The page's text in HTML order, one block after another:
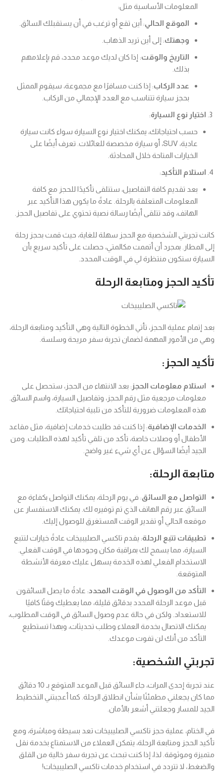
المعلومات الأساسية مثل:
الموقع الحالي: أين تقع أو ترغب في أن يستقبلك السائق.
وجهتك: إلى أين تريد الذهاب.
التاريخ والوقت: إذا كان لديك موعد محدد، قم بإعلامهم
بذلك.
عدد الركاب: إذا كنت مسافرًا مع مجموعة، سيقوم الممثل
بحجز سيارة تتناسب مع العدد الإجمالي من الركاب.
اختيار نوع السيارة:
حسب احتياجاتك، يمكنك اختيار نوع السيارة سواء كانت سيارة
عادية، SUV، أو سيارة مخصصة للعائلات. تعرف أيضًا على
الخيارات المتاحة خلال المحادثة.
استلام التأكيد:
بعد تقديم كافة التفاصيل، ستتلقى تأكيدًا للحجز مع كافة
المعلومات المتعلقة بالرحلة. عادةً ما يكون هذا التأكيد عبر
الهاتف، وقد تتلقى أيضًا رسالة نصية تحتوي على تفاصيل الحجز.
كانت تجربتي الشخصية مع الحجز سهلة للغاية، حيث قمت بحجز رحلة
إلى المطار. بمجرد أن أتممت مكالمتي، حصلت على تأكيد سريع بأن
السيارة ستكون منتظرة لي في الوقت المحدد.
تأكيد الحجز ومتابعة الرحلة
بعد إتمام عملية الحجز، تأتي الخطوة التالية وهي التأكيد ومتابعة الرحلة،
وهي من الأمور المهمة لضمان تجربة سفر مريحة وسلسة.
تأكيد الحجز:
استلام معلومات الحجز : بعد الانتهاء من الحجز، ستحصل على
معلومات مرجعية مثل رقم الحجز، وتفاصيل السيارة، واسم السائق.
هذه المعلومات ضرورية للتأكد من تلبية احتياجاتك.
الخدمات الإضافية: إذا كنت قد طلبت خدمات إضافية، مثل مقاعد
الأطفال أو وصلات خاصة، تأكد من تلقي تأكيد لهذه الطلبات. ومن
الجيد أيضًا السؤال عن أي شيء غير واضح.
متابعة الرحلة:
التواصل مع السائق: في يوم الرحلة، يمكنك التواصل بكفاءة مع
السائق عبر رقم الهاتف الذي تم توفيره لك. يمكنك الاستفسار عن
موقعه الحالي أو تقدير الوقت المستغرق للوصول إليك.
تطبيقات تتبع الرحلة: يقدم تاكسي الصليبيخات عادةً خيارات لتتبع
السيارة، مما يسمح لك بمراقبة مكان وجودها في الوقت الفعلي.
الاستخدام الفعلي لهذه الخدمة يسهل عليك معرفة الأنشطة
المتوقعة.
التأكد من الوصول في الوقت المحدد: عادةً ما يصل السائقون
قبل موعد الرحلة المحدد بدقائق قليلة، مما يعطيك وقتًا كافيًا
للاستعداد. ولكن في حالة عدم وصول السائق في الوقت المطلوب،
يمكنك الاتصال بخدمة العملاء وطلب تحديثات، وبهذا تستطيع
التأكد من أنك لن تفوت موعدك.
تجربتي الشخصية:
عند تجربة إحدى المرات، جاء السائق قبل الموعد المتوقع بـ 10 دقائق
مما كان يجعلني مطمئنًا بشأن انطلاق الرحلة. كما أعجبتني التخطيط
الجيد للمسار وجعلتني أشعر بالأمان.
في الختام، عملية حجز تاكسي الصليبيخات تعد بسيطة ومباشرة، ومع
تأكيد الحجز ومتابعة الرحلة، يتمكن العملاء من الاستمتاع بخدمة نقل
متميزة وموثوقة. لذا، إذا كنت تبحث عن تجربة سفر خالية من القلق
والضغط، لا تتردد في استخدام خدمات تاكسي الصليبيخات!